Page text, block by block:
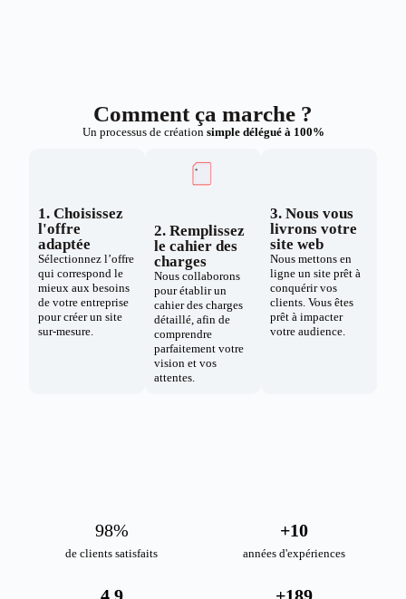
Comment ça marche ?
Un processus de création simple délégué à 100%
1. Choisissez
l'offre
adaptée
Sélectionnez l’offre
qui correspond le
mieux aux besoins
de votre entreprise
pour créer un site
sur-mesure.
2. Remplissez
le cahier des
charges
Nous collaborons
pour établir un
cahier des charges
détaillé, afin de
comprendre
parfaitement votre
vision et vos
attentes.
3. Nous vous
livrons votre
site web
Nous mettons en
ligne un site prêt à
conquérir vos
clients. Vous êtes
prêt à impacter
votre audience.
de clients satisfaits
98%
années d'expériences
+10